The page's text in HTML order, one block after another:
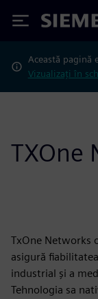
Siemens
Această pagină
Vizualizați în
TXOne
TxOne Networks
asigură
industrial și a
Tehnologia sa